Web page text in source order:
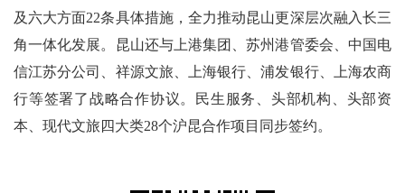
及六大方面22条具体措施，全力推动昆山更深层次融入长三
角一体化发展。昆山还与上港集团、苏州港管委会、中国电
信江苏分公司、祥源文旅、上海银行、浦发银行、上海农商
行等签署了战略合作协议。民生服务、头部机构、头部资
本、现代文旅四大类28个沪昆合作项目同步签约。